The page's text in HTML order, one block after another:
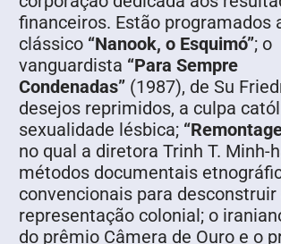
financeiros. Estão programados
clássico “Nanook, o Esquimó”; o
vanguardista “Para Sempre
Condenadas” (1987), de Su
desejos reprimidos, a culpa
sexualidade lésbica;
no qual a diretora Trinh T. Minh-
métodos documentais
convencionais para desconstruir
representação colonial; o
do prêmio Câmera de Ouro e o